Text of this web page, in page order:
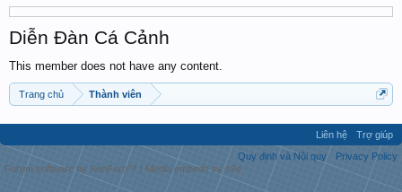
Diễn Đàn Cá Cảnh
This member does not have any content.
Trang chủ Thành viên
Liên hệ
Trợ giúp
Quy định và Nội quy
Privacy Policy
Forum software by XenForo™ | Media embeds by s9e